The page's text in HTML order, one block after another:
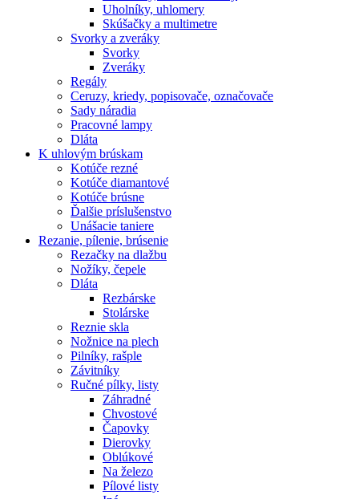
Uholníky, uhlomery
Skúšačky a multimetre
Svorky a zveráky
Svorky
Zveráky
Regály
Ceruzy, kriedy, popisovače, označovače
Sady náradia
Pracovné lampy
Dláta
K uhlovým brúskam
Kotúče rezné
Kotúče diamantové
Kotúče brúsne
Ďalšie príslušenstvo
Unášacie taniere
Rezanie, pílenie, brúsenie
Rezačky na dlažbu
Nožíky, čepele
Dláta
Rezbárske
Stolárske
Reznie skla
Nožnice na plech
Pilníky, rašple
Závitníky
Ručné pílky, listy
Záhradné
Chvostové
Čapovky
Dierovky
Oblúkové
Na železo
Pílové listy